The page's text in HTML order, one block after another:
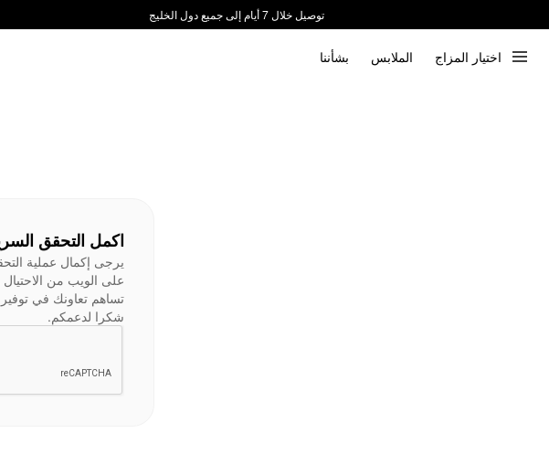
توصيل خلال 7 أيام إلى جميع دول الخليج
اختيار المزاج الملابس بشأننا
اكمل التحقق
يرجى إكمال عملية
على الويب من
تساهم تعاونك في توفير
شكرا لدعمكم.